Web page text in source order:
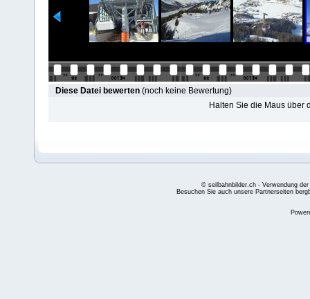
Diese Datei bewerten (noch keine Bewertung)
Halten Sie die Maus über
© seilbahnbilder.ch - Verwendung
Besuchen Sie auch unsere Partnerseiten